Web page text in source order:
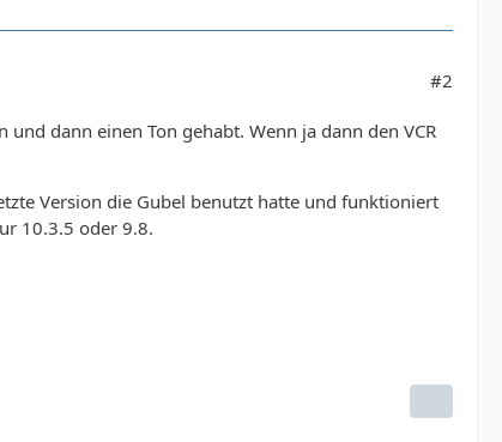
#2
dann einen Ton gehabt. Wenn ja dann den VCR
Version die Gubel benutzt hatte und funktioniert
10.3.5 oder 9.8.